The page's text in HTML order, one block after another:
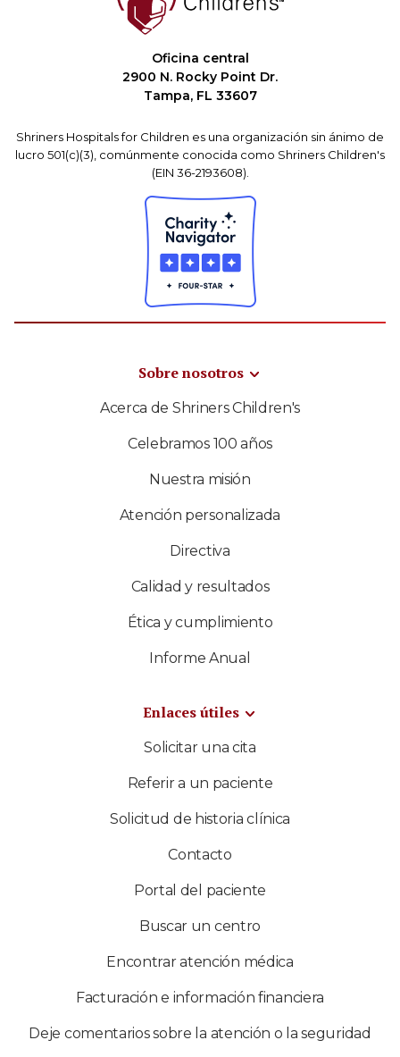
Oficina central
2900 N. Rocky Point Dr.
Tampa, FL 33607
Shriners Hospitals for Children es una organización sin ánimo de
lucro 501(c)(3), comúnmente conocida como Shriners Children's
(EIN 36-2193608).
Sobre nosotros
Acerca de Shriners Children's
Celebramos 100 años
Nuestra misión
Atención personalizada
Directiva
Calidad y resultados
Ética y cumplimiento
Informe Anual
Enlaces útiles
Solicitar una cita
Referir a un paciente
Solicitud de historia clínica
Contacto
Portal del paciente
Buscar un centro
Encontrar atención médica
Facturación e información financiera
Deje comentarios sobre la atención o la seguridad